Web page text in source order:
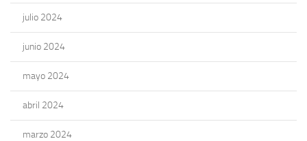
julio 2024
junio 2024
mayo 2024
abril 2024
marzo 2024